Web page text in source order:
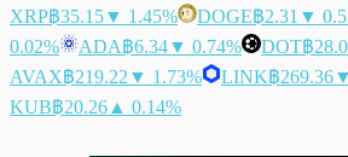
XRP฿35.15▼ 1.45% DOGE฿2.31 ▼
0.02%
ADA฿6.34▼ 0.74% DOT฿
AVAX฿219.22 ▼ 1.73% LINK฿269.36
KUB฿20.26 ▲ 0.14%